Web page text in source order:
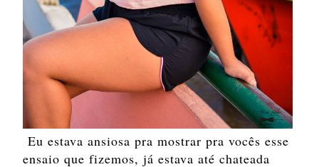
Eu estava ansiosa pra mostrar pra vocês esse
ensaio que fizemos, já estava até chateada